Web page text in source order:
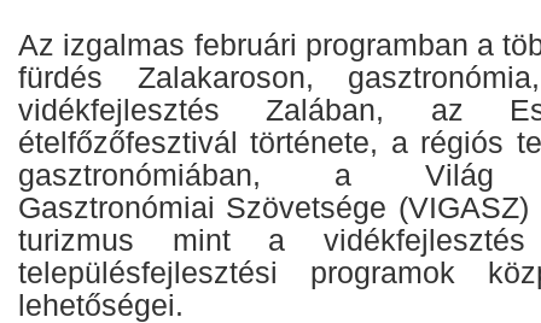
Az izgalmas februári programban a
fürdés Zalakaroson,
vidékfejlesztés Zalában, az
ételfőzőfesztivál története, a régiós
gasztronómiában, a Világ
Gasztronómiai Szövetsége
turizmus mint a
településfejlesztési programok
lehetőségei.